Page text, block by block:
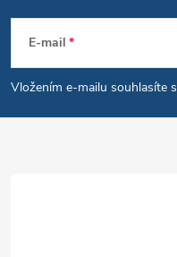
E-mail
Vložením e-mailu souhlasíte s